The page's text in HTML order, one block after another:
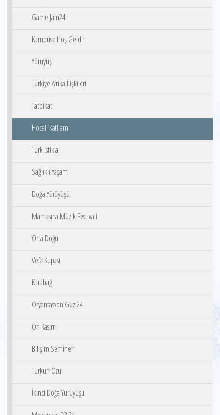
Game Jam24
Kampüse Hoş Geldin
Yürüyüş
Türkiye Afrika İlişkileri
Tatbikat
Hocalı Katliamı
Türk İstiklal
Sağlıklı Yaşam
Doğa Yürüyüşü
Mamasına Müzik Festivali
Orta Doğu
Vefa Kupası
Karabağ
Oryantasyon Güz 24
On Kasım
Bilişim Semineri
Türkün Özü
İkinci Doğa Yürüyüşü